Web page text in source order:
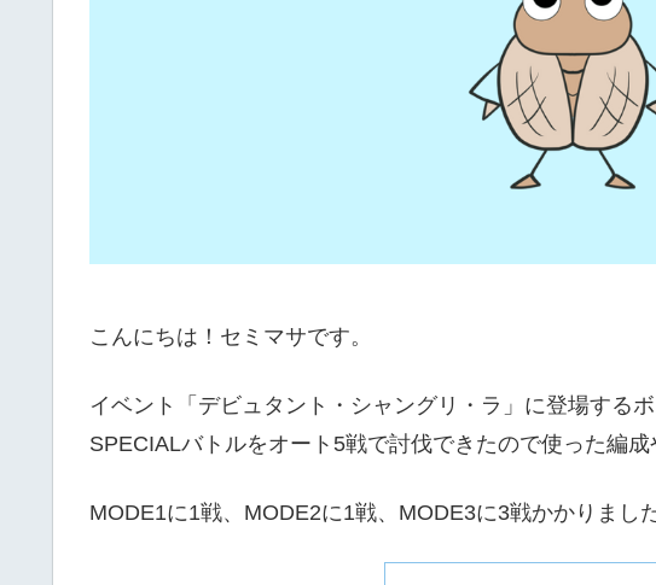
こんにちは！セミマサです。
イベント「デビュタント・シャングリ・ラ」に登場する
SPECIALバトルをオート5戦で討伐できたので使った編成
MODE1に1戦、MODE2に1戦、MODE3に3戦かかりました